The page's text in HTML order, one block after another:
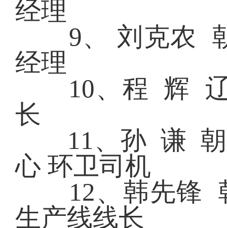
经理
9、 刘克农 朝
经理
10、程 辉 辽
长
11、孙 谦 朝
心 环卫司机
12、韩先锋 朝
生产线线长